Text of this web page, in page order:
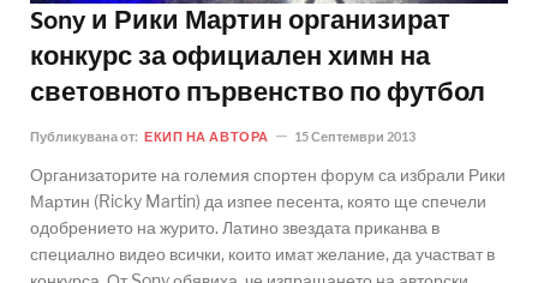
Sony и Рики Мартин организират
конкурс за официален химн на
световното първенство по футбол
Публикувана от: ЕКИП НА АВТОРА 15 Септември 2013
Организаторите на големия спортен форум са избрали Рики
Мартин (Ricky Martin) да изпее песента, която ще спечели
одобрението на журито. Латино звездата приканва в
специално видео всички, които имат желание, да участват в